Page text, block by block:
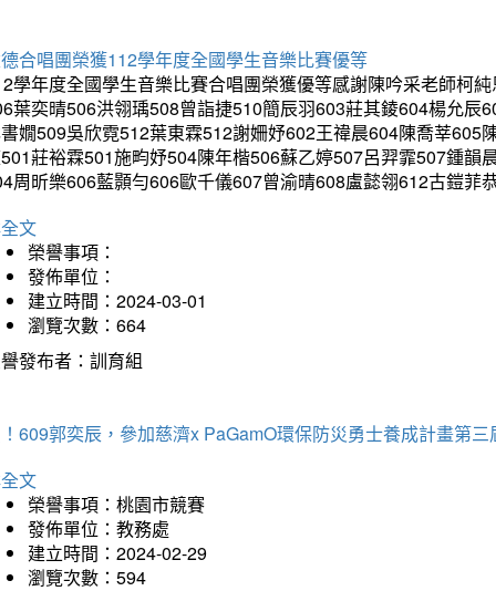
合唱團榮獲112學年度全國學生音樂比賽優等
學年度全國學生音樂比賽合唱團榮獲優等感謝陳吟采老師柯
葉奕晴506洪翎瑀508曾詣捷510簡辰羽603莊其錂604楊允
嫺509吳欣霓512葉東霖512謝姍妤602王禕晨604陳喬莘
莊裕霖501施畇妤504陳年楷506蘇乙婷507呂羿霏507鍾
周昕樂606藍顥勻606歐千儀607曾渝晴608盧懿翎612古鎧菲
文
榮譽事項：
發佈單位：
建立時間：2024-03-01
瀏覽次數：664
發布者：訓育組
609郭奕辰，參加慈濟x PaGamO環保防災勇士養成計畫第
文
榮譽事項：桃園市競賽
發佈單位：教務處
建立時間：2024-02-29
瀏覽次數：594